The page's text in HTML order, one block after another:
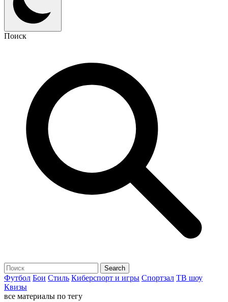
Поиск
Футбол Бои Стиль Киберспорт и игры Спортзал ТВ шоу
Квизы
все материалы по тегу